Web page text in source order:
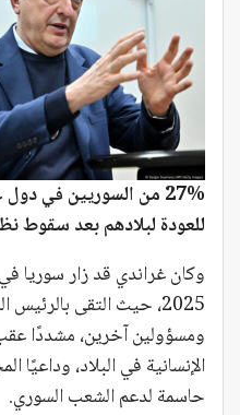
27% من السوريين في
للعودة لبلادهم بعد سقوط
وكان غراندي قد زار سوريا في
2025، حيث التقى
ومسؤولين آخرين، مشددًا
الإنسانية في البلاد،
حاسمة لدعم الشعب السوري.